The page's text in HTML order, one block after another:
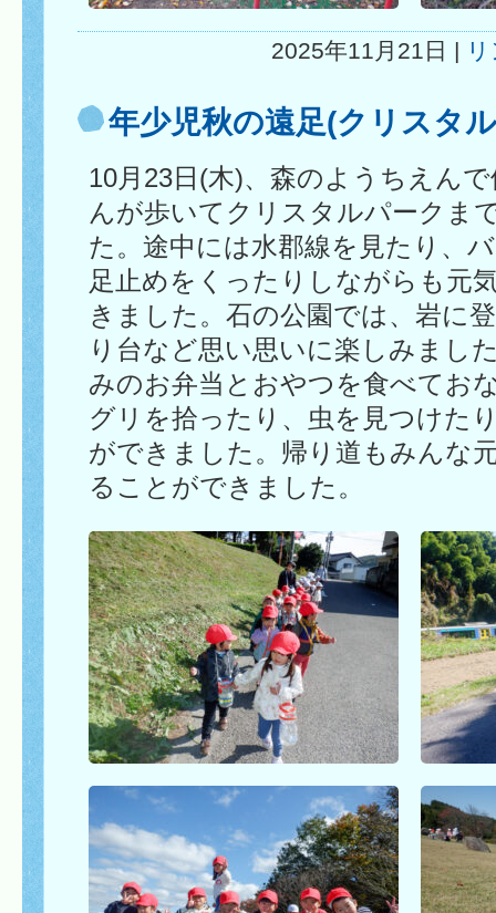
2025年11月21日 |
年少児秋の遠足(クリスタ
10月23日(木)、森のようちえん
んが歩いてクリスタルパークま
た。途中には水郡線を見たり、
足止めをくったりしながらも元
きました。石の公園では、岩に
り台など思い思いに楽しみまし
みのお弁当とおやつを食べてお
グリを拾ったり、虫を見つけた
ができました。帰り道もみんな
ることができました。